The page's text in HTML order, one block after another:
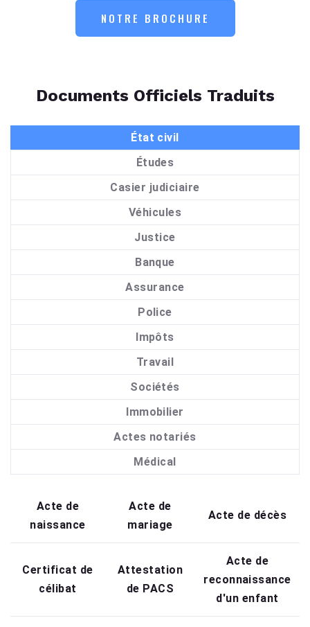
NOTRE BROCHURE
Documents Officiels Traduits
État civil
Études
Casier judiciaire
Véhicules
Justice
Banque
Assurance
Police
Impôts
Travail
Sociétés
Immobilier
Actes notariés
Médical
Acte de
naissance
Acte de
mariage
Acte de décès
Certificat de
célibat
Attestation
de PACS
Acte de
reconnaissance
d'un enfant